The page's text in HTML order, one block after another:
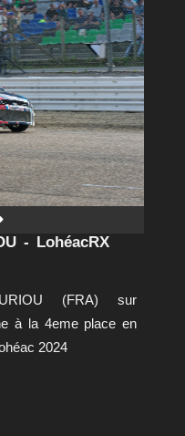
- LohéacRX
(FRA) sur
à la 4eme place en
2024